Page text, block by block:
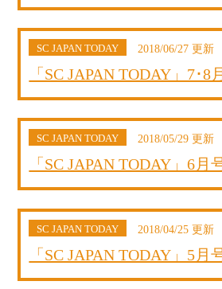
SC JAPAN TODAY 2018/06/27 更新
「SC JAPAN TODAY」7･8
SC JAPAN TODAY 2018/05/29 更新
「SC JAPAN TODAY」6月
SC JAPAN TODAY 2018/04/25 更新
「SC JAPAN TODAY」5月